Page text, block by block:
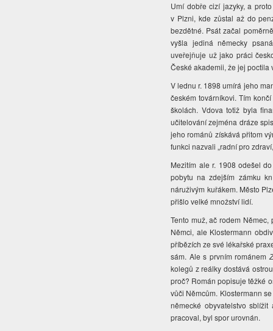
Umí dobře cizí jazyky, a
v Plzni, kde zůstal až do
bezdětné. Psát začal
vyšla jediná německy
uveřejňuje už jako práci
České akademii, že jej poctila
V lednu r. 1898 umírá jeho
českém továrníkovi. Tím
školách. Vdova totiž byla
učitelování zejména dráze
jeho románů získává přitom
funkci nazvali „radní pro
Mezitím ale r. 1908 odešel
pobytu na zdejším zámku
náruživým kuřákem. Město
přišlo velké množství lidí.
Tento muž, ač rodem
Němci, ale Klostermann
příbězích ze své lékařské
sám. Ale s prvním románem
kolegů z reálky dostává
proč? Román popisuje těžké
vůči Němcům. Klostermann
německé obyvatelstvo
pracoval, byl spor urovnán.